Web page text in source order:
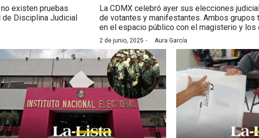
existen pruebas
de Disciplina Judicial
La CDMX celebró ayer sus elecciones
de votantes y manifestantes. Ambos grupos
en el espacio público con el magisterio y los
2 de junio, 2025 · Aura García